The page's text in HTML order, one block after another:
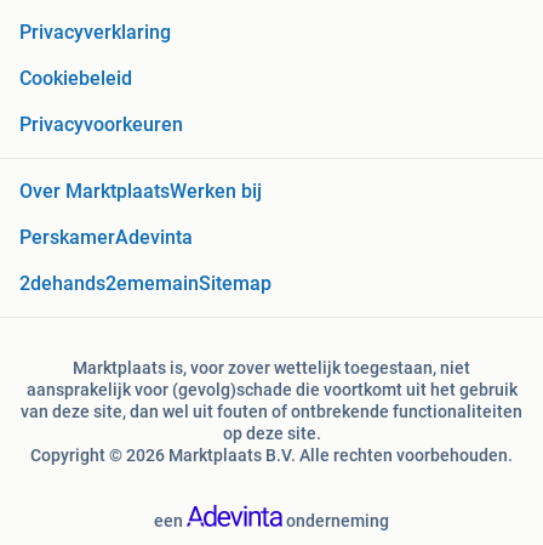
Privacyverklaring
Cookiebeleid
Privacyvoorkeuren
Over MarktplaatsWerken bij
PerskamerAdevinta
2dehands2ememainSitemap
Marktplaats is, voor zover wettelijk toegestaan, niet
aansprakelijk voor (gevolg)schade die voortkomt uit het gebruik
van deze site, dan wel uit fouten of ontbrekende functionaliteiten
op deze site.
Copyright © 2026 Marktplaats B.V. Alle rechten voorbehouden.
een onderneming